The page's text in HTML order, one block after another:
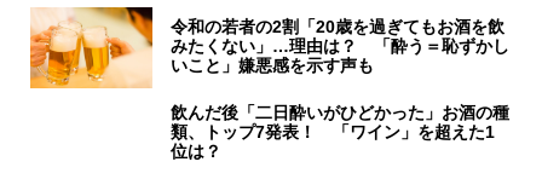
令和の若者の2割「20歳を過ぎてもお酒を飲
みたくない」…理由は？ 「酔う＝恥ずかし
いこと」嫌悪感を示す声も
飲んだ後「二日酔いがひどかった」お酒の種
類、トップ7発表！ 「ワイン」を超えた1
位は？